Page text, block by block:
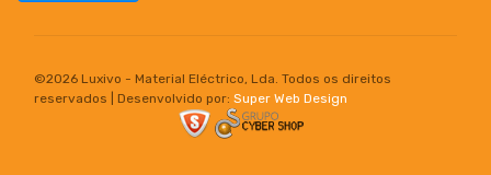
©2026 Luxivo - Material Eléctrico, Lda. Todos os direitos
reservados | Desenvolvido por: Super Web Design